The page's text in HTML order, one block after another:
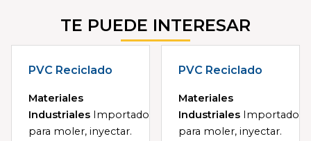
TE PUEDE INTERESAR
PVC Reciclado
Materiales
Industriales Importado
para moler, inyectar.
PVC Reciclado
Materiales
Industriales Importado
para moler, inyectar.